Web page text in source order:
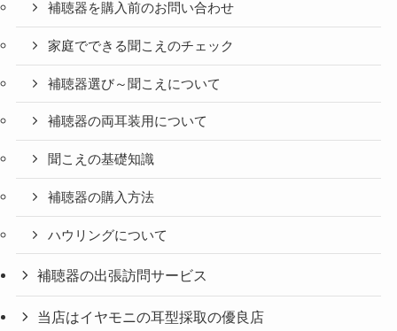
補聴器を購入前のお問い合わせ
家庭でできる聞こえのチェック
補聴器選び～聞こえについて
補聴器の両耳装用について
聞こえの基礎知識
補聴器の購入方法
ハウリングについて
補聴器の出張訪問サービス
当店はイヤモニの耳型採取の優良店